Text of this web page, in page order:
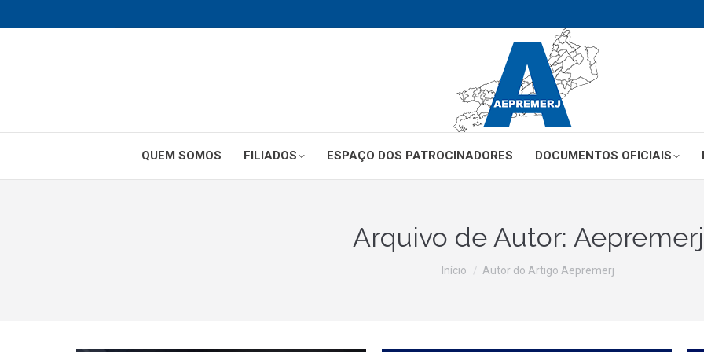
QUEM SOMOS FILIADOS ESPAÇO DOS PATROCINADORES DOCUMENTOS OFICIAIS
Arquivo de Autor: Aepremerj
Início Autor do Artigo Aepremerj